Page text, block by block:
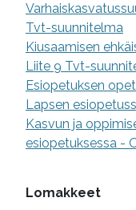
Tvt-suunnitelma
Kiusaamisen
Liite 9 Tvt-
Esiopetuksen
Lapsen
Kasvun ja
esiopetuksessa -
Lomakkeet